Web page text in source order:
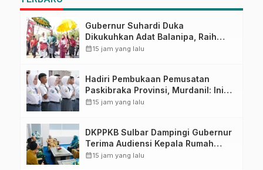
Gubernur Suhardi Duka
Dikukuhkan Adat Balanipa, Raih
Gelar Sulo Tappidena
calendar_month15 jam yang lalu
Hadiri Pembukaan Pemusatan
Paskibraka Provinsi, Murdanil: Ini
Membentuk Karakter Hingga
calendar_month15 jam yang lalu
DKPPKB Sulbar Dampingi Gubernur
Terima Audiensi Kepala Rumah
Sakit TK. III Punggawa Malolo
calendar_month15 jam yang lalu